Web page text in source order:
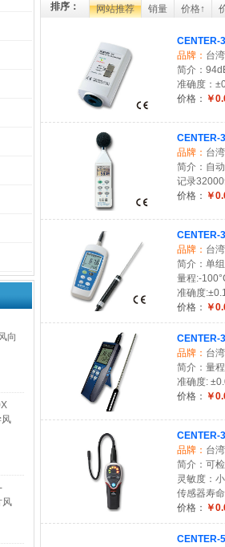
向
风
风
排序： 网站推荐 销量 价格↑
CENTER-
品牌： 台
简介：
准确度：
价格： ￥
CENTER-
品牌： 台
简介：自
记录
价格： ￥
CENTER-
品牌： 台
简介：单
量程:-
准确度
价格： ￥
CENTER-
品牌： 台
简介：量
准确度:
价格： ￥
CENTER-
品牌： 台
简介：可
灵敏度：
传感器寿
价格： ￥
CENTER-